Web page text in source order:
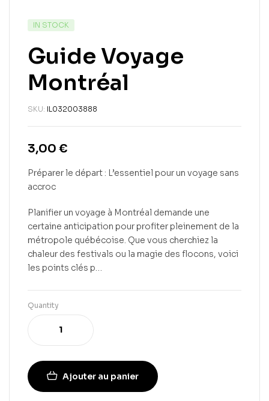
IN STOCK
Guide Voyage
Montréal
SKU: IL032003888
3,00 €
Préparer le départ : L’essentiel pour un voyage sans
accroc
Planifier un voyage à Montréal demande une
certaine anticipation pour profiter pleinement de la
métropole québécoise. Que vous cherchiez la
chaleur des festivals ou la magie des flocons, voici
les points clés p…
Quantity
Ajouter au panier